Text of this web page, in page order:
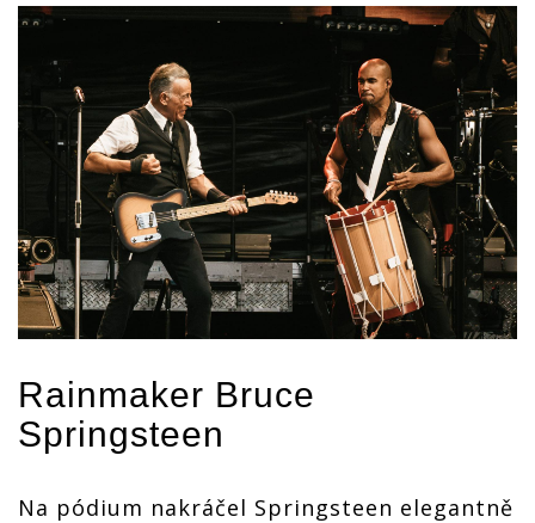
Rainmaker Bruce
Springsteen
Na pódium nakráčel Springsteen elegantně